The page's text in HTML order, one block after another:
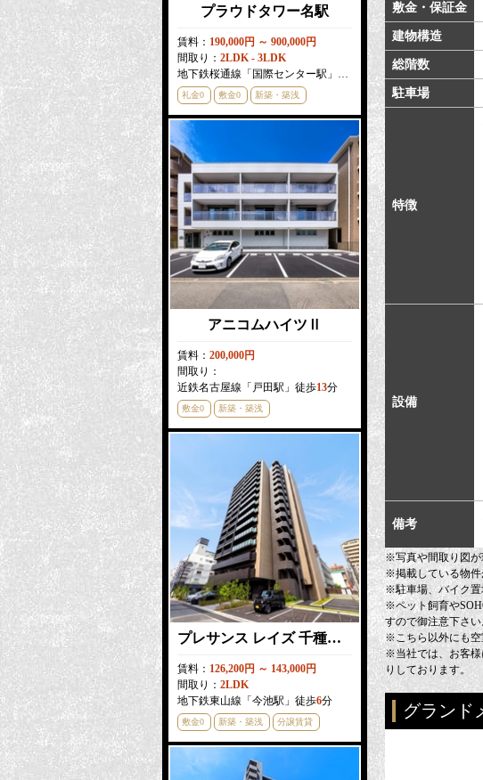
プラウドタワー名駅
賃料： 190,000円 ～ 900,000円
間取り： 2LDK - 3LDK
地下鉄桜通線「国際センター駅」徒歩
分
礼金0 敷金0 新築・築浅
アニコムハイツⅡ
賃料： 200,000円
間取り：
近鉄名古屋線「戸田駅」徒歩13分
敷金0 新築・築浅
プレサンス レイズ 千種今池Ⅱ
賃料： 126,200円 ～ 143,000円
間取り： 2LDK
地下鉄東山線「今池駅」徒歩6分
敷金0 新築・築浅 分譲賃貸
敷金・保証金
建物構造
総階数
駐車場
特徴
設備
備考
※写真や間取り図が
※掲載している物件
※駐車場、バイク置
※ペット飼育や
すので御注意下さ
※こちら以外にも空
※当社では、お客様
りしております。
グランド